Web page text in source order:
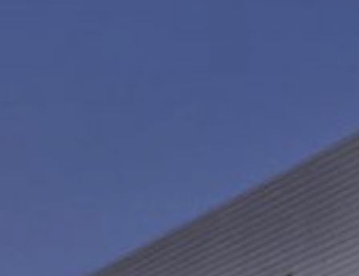
Siempre activas
Este sitio web utiliza Cookies propias para recopilar
información con la finalidad de mejorar nuestros servicios.
Si continua navegando, supone la aceptación de la
instalación de las mismas. El usuario tiene la posibilidad
de configurar su navegador pudiendo, si así lo desea,
impedir que sean instaladas en su disco duro, aunque
deberá tener en cuenta que dicha acción podrá ocasionar
dificultades de navegación de la página web.